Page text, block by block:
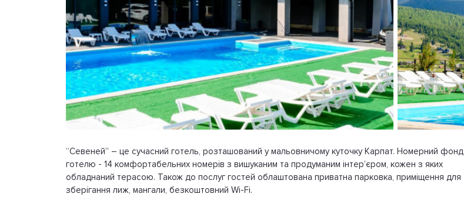
“Севеней” – це сучасний готель, розташований у мальовничому куточку Карпат. Номерний фонд
готелю - 14 комфортабельних номерів з вишуканим та продуманим інтер’єром, кожен з яких
обладнаний терасою. Також до послуг гостей облаштована приватна парковка, приміщення для
зберігання лиж, мангали, безкоштовний Wi-Fi.